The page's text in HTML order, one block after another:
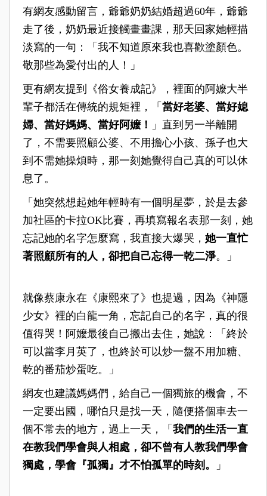
有網友感動留言，爺爺奶奶結婚超過60年，爺爺
走了後，奶奶最近接觸畫畫課，那天回家她輕描
淡寫的一句：「我不知道原來我也喜歡塗顏色。
敬那些為愛付出的人！」
更有網友提到《俗女養成記》，裡面的阿嬤大半
輩子都活在傳統的規矩裡，「 當好老婆、當好媳
婦、當好媽媽、當好阿嬤！
」直到另一半離開
了，不需要照顧公婆、不用擔心小孩、孫子也大
到不需她操煩時，那一刻她覺得自己真的可以休
息了。
「她突然想起她年輕時有一個明星夢，於是去參
加社區的卡拉OK比賽，再填寫報名表那一刻，她
忘記她的名字怎麼寫，我直接大爆哭， 她一直忙
著照顧所有的人，卻把自己忘得一乾二淨。」
就像蔡康永在《康熙來了》也提過，因為《神隱
少女》裡的白龍一角，忘記自己的名字，真的很
值得哭！阿嬤最後自己搬出去住，她說：「終於
可以當李月英了，也終於可以炒一盤不用加糖、
乾的番茄炒蛋吃。」
網友也建議媽媽們，給自己一個獨旅的機會，不
一定要出國，哪怕只是找一天，隨便搭個車去一
個不常去的地方，過上一天，「 我們的生活一直
在教我們學會與人相處，卻不曾有人教我們學會
獨處，學會『孤獨』才不怕孤單的時刻。
」